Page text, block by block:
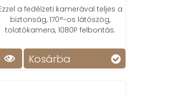
a fedélzeti kamerával teljes a
biztonság, 170°-os látószög,
tolatókamera, 1080P felbontás.
Kosárba